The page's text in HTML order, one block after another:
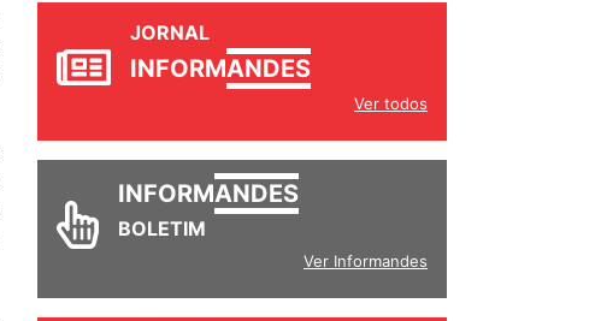
JORNAL
INFORMANDES
Ver todos
INFORMANDES
BOLETIM
Ver Informandes